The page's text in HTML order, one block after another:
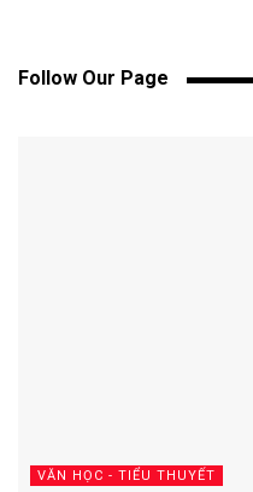
Follow Our Page
VĂN HỌC - TIỂU THUYẾT